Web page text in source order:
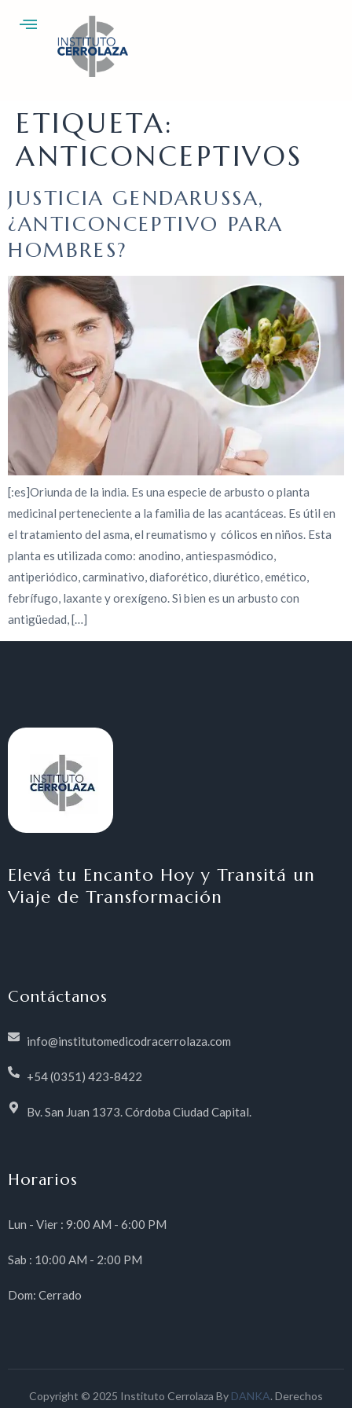
ETIQUETA:
ANTICONCEPTIVOS
JUSTICIA GENDARUSSA,
¿ANTICONCEPTIVO PARA
HOMBRES?
[:es]Oriunda de la india. Es una especie de arbusto o planta
medicinal perteneciente a la familia de las acantáceas. Es útil en
el tratamiento del asma, el reumatismo y cólicos en niños. Esta
planta es utilizada como: anodino, antiespasmódico,
antiperiódico, carminativo, diaforético, diurético, emético,
febrífugo, laxante y orexígeno. Si bien es un arbusto con
antigüedad, […]
Elevá tu Encanto Hoy y Transitá un
Viaje de Transformación
Contáctanos
info@institutomedicodracerrolaza.com
+54 (0351) 423-8422
Bv. San Juan 1373. Córdoba Ciudad Capital.
Horarios
Lun - Vier : 9:00 AM - 6:00 PM
Sab : 10:00 AM - 2:00 PM
Dom: Cerrado
Copyright © 2025 Instituto Cerrolaza By DANKA. Derechos